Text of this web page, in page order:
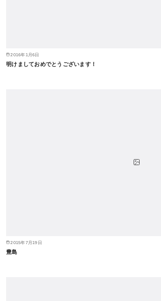
2016年1月6日
明けましておめでとうございます！
2015年7月19日
豊島